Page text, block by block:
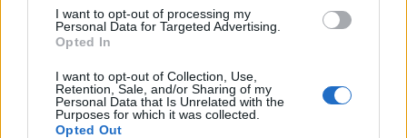
I want to opt-out of processing my
Personal Data for Targeted Advertising.
Opted In
I want to opt-out of Collection, Use,
Retention, Sale, and/or Sharing of my
Personal Data that Is Unrelated with the
Purposes for which it was collected.
Opted Out